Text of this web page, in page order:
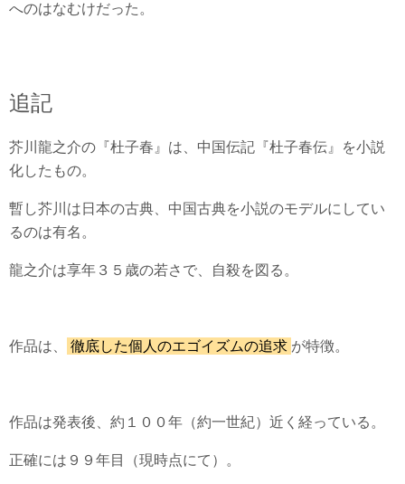
へのはなむけだった。
追記
芥川龍之介の『杜子春』は、中国伝記『杜子春伝』を小説
化したもの。
暫し芥川は日本の古典、中国古典を小説のモデルにしてい
るのは有名。
龍之介は享年３５歳の若さで、自殺を図る。
作品は、 徹底した個人のエゴイズムの追求 が特徴。
作品は発表後、約１００年（約一世紀）近く経っている。
正確には９９年目（現時点にて）。